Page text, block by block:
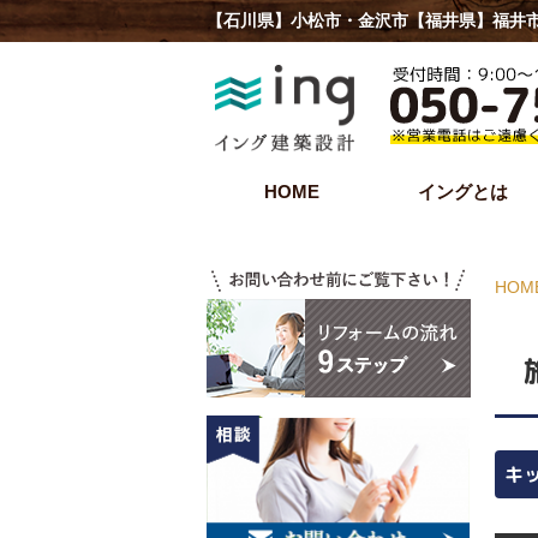
【石川県】小松市・金沢市【福井県】福
HOME イングとは
キ